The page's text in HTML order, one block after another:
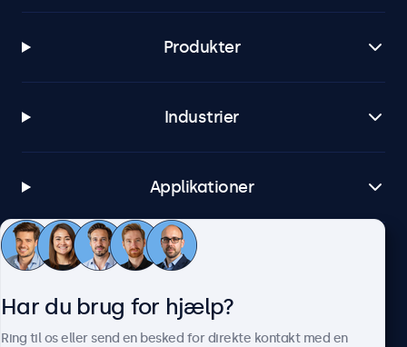
Produkter
Industrier
Applikationer
Kundeservice
Har du brug for hjælp?
Ring til os eller send en besked for direkte kontakt med en